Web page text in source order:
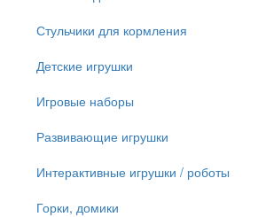
Стульчики для кормления
Детские игрушки
Игровые наборы
Развивающие игрушки
Интерактивные игрушки / роботы
Горки, домики